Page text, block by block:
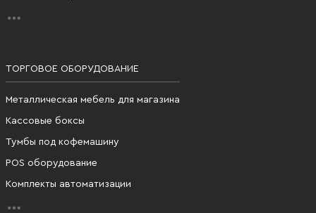
ТОРГОВОЕ ОБОРУДОВАНИЕ
Металлическая мебель для магазина
Кассовые боксы
Тумбы под кофемашину
POS оборудование
Комплекты автоматизации